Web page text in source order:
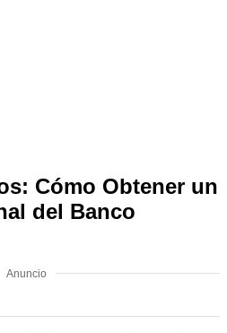
Cómo Obtener un
del Banco
Anuncio